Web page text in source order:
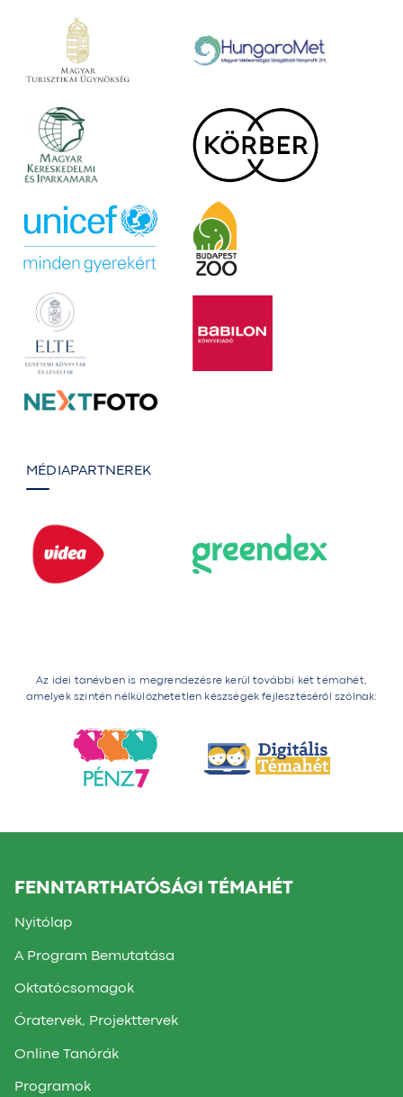
MÉDIAPARTNEREK
Az idei tanévben is megrendezésre kerül további két témahét,
amelyek szintén nélkülözhetetlen készségek fejlesztéséről szólnak:
FENNTARTHATÓSÁGI TÉMAHÉT
Nyitólap
A Program Bemutatása
Oktatócsomagok
Óratervek, Projekttervek
Online Tanórák
Programok